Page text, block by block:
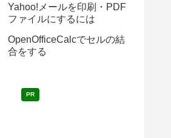
Yahoo!メールを印刷・PDF
ファイルにするには
OpenOfficeCalcでセルの結
合をする
PR